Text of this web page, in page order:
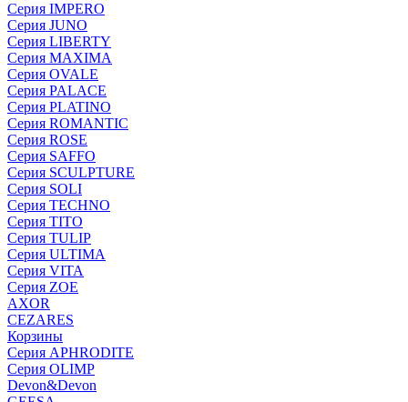
Серия IMPERO
Серия JUNO
Серия LIBERTY
Серия MAXIMA
Серия OVALE
Серия PALACE
Серия PLATINO
Серия ROMANTIC
Серия ROSE
Серия SAFFO
Серия SCULPTURE
Серия SOLI
Серия TECHNO
Серия TITO
Серия TULIP
Серия ULTIMA
Серия VITA
Серия ZOE
AXOR
CEZARES
Корзины
Серия APHRODITE
Серия OLIMP
Devon&Devon